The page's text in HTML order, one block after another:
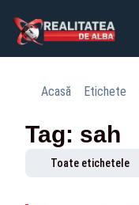
Acasă Etichete
Tag: sah
Toate etichetele